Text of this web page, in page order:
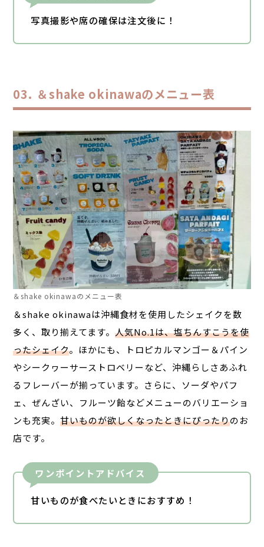
写真撮影や席の確保は注文後に！
＆shake okinawaのメニュー表
＆shake okinawaのメニュー表
＆shake okinawaは沖縄食材を使用したシェイクを数
多く、取り揃えてます。人気No.1は、塩ちんすこうを使
ったシェイク。ほかにも、トロピカルマンゴー＆パイン
やシークヮーサーストロベリーなど、沖縄らしさあふれ
るフレーバーが揃っています。さらに、ソーダやパフ
ェ、ぜんざい、フルーツ飴などメニューのバリエーショ
ンも充実。甘いものが欲しくなったときにぴったりのお
店です。
ワンポイントアドバイス
甘いものが食べたいときにおすすめ！